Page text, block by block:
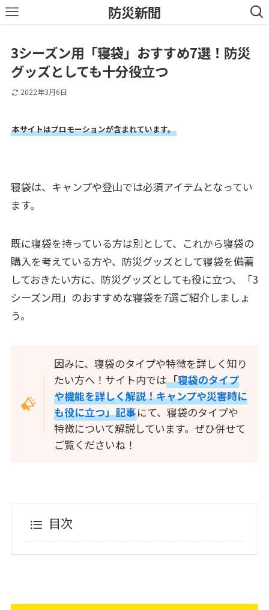
防災新聞
3シーズン用「寝袋」おすすめ7選！防災
グッズとしても十分役立つ
2022年3月6日
本サイトはプロモーションが含まれています。
寝袋は、キャンプや登山では必須アイテムとなってい
ます。
既に寝袋を持っている方は別として、これから寝袋の
購入を考えている方や、防災グッズとして寝袋を備蓄
しておきたい方に、防災グッズとしても役に立つ、「3
シーズン用」のおすすめな寝袋を7選ご紹介しましょ
う。
因みに、寝袋のタイプや特徴を詳しく知り
たい方へ！サイト内では「寝袋のタイプ
や機能を詳しく解説！キャンプや災害時に
も役に立つ」記事にて、寝袋のタイプや
特徴について解説しています。ぜひ併せて
ご覧くださいね！
目次